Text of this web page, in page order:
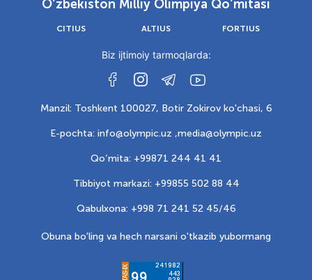
O‘zbekiston Milliy Olimpiya Qo‘mitasi
CITIUS ALTIUS FORTIUS
Biz ijtimoiy tarmoqlarda:
Manzil: Toshkent 100027, Botir Zokirov ko'chasi, 6
E-pochta: info@olympic.uz ,media@olympic.uz
Qo‘mita: +99871 244 41 41
Tibbiyot markazi: +99855 502 88 44
Qabulxona: +998 71 241 52 45/46
Obuna bo'ling va hech narsani o'tkazib yubormang